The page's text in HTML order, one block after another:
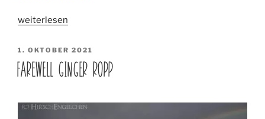
„I
design
not
crime
noch
weiterlesen
VERÖFFENTLICHT
AM
1. OKTOBER 2021
FAREWELL GINGER ROPP